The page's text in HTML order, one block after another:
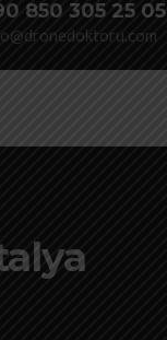
850 305 25 05